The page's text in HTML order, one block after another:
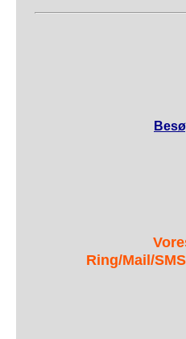
Ring/Mail/